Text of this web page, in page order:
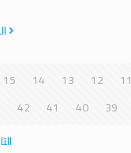
11
12
13
14
15
39
40
41
42